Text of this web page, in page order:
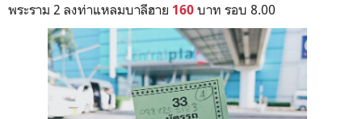
พระราม 2 ลงท่าแหลมบาลีฮาย 160 บาท รอบ 8.00